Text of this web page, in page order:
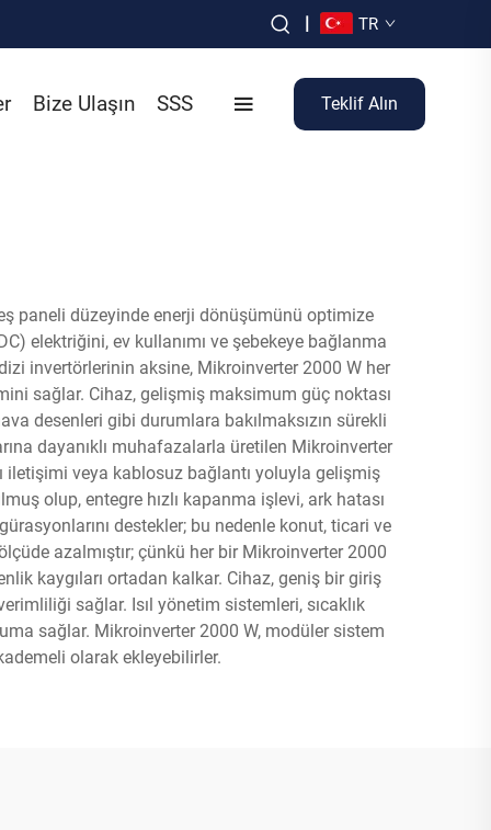
| TR
Bize Ulaşın SSS Teklif Alın
paneli düzeyinde enerji dönüşümünü optimize
elektriğini, ev kullanımı ve şebekeye bağlanma
invertörlerinin aksine, Mikroinverter 2000 W her
sağlar. Cihaz, gelişmiş maksimum güç noktası
desenleri gibi durumlara bakılmaksızın sürekli
dayanıklı muhafazalarla üretilen Mikroinverter
iletişimi veya kablosuz bağlantı yoluyla gelişmiş
olup, entegre hızlı kapanma işlevi, ark hatası
destekler; bu nedenle konut, ticari ve
azalmıştır; çünkü her bir Mikroinverter 2000
kaygıları ortadan kalkar. Cihaz, geniş bir giriş
sağlar. Isıl yönetim sistemleri, sıcaklık
sağlar. Mikroinverter 2000 W, modüler sistem
olarak ekleyebilirler.